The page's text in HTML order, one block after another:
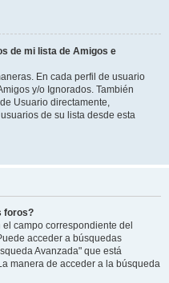
de mi lista de Amigos e
En cada perfil de usuario
y/o Ignorados. También
Usuario directamente,
de su lista desde esta
foros?
campo correspondiente del
acceder a búsquedas
Avanzada" que está
manera de acceder a la búsqueda